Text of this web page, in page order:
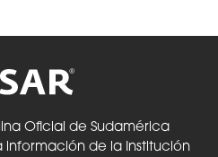
Oficial de Sudamérica
información de la Institución